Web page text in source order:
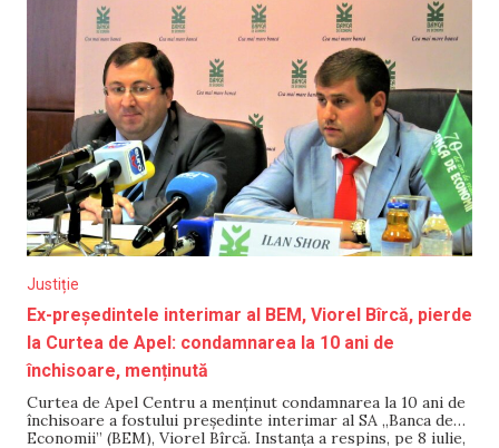
Justiție
Ex-președintele interimar al BEM, Viorel Bîrcă, pierde
la Curtea de Apel: condamnarea la 10 ani de
închisoare, menținută
Curtea de Apel Centru a menținut condamnarea la 10 ani de
închisoare a fostului președinte interimar al SA „Banca de
Economii” (BEM), Viorel Bîrcă. Instanța a respins, pe 8 iulie,